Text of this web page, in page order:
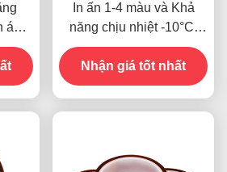
áp
In ấn 1-4 màu và Khả
năng chịu nhiệt -10°C-
80°C Phương thức thanh
toán thẻ tín dụng cho các
mẫu trước đây
Nhận giá tốt nhất